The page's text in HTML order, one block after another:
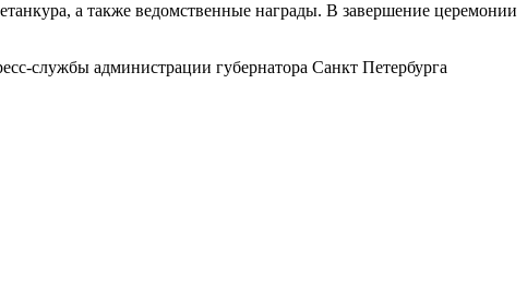
а также ведомственные награды. В завершение церемонии
службы администрации губернатора Санкт Петербурга